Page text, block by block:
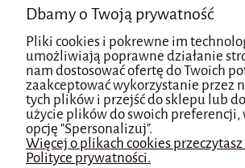
STALEKS LTD
78 Tsentralna Str., Vilshany urban-
Dergachivsky district
62360 Kharkiv region, Ukraina
lawyerstaleks@gmail.com
Osoba odpowiedzialna na
Dbamy o Twoją prywatność
Pliki cookies i pokrewne im
umożliwiają poprawne działanie
nam dostosować ofertę do Twoich
zaakceptować wykorzystanie przez
tych plików i przejść do sklepu lub
użycie plików do swoich preferencji,
opcję "Spersonalizuj".
Więcej o plikach cookies
Polityce prywatności.